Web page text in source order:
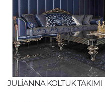
JULİANNA KOLTUK TAKIMI